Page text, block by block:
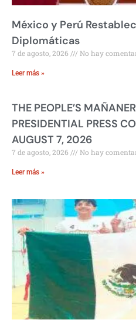
México y Perú
Diplomáticas
7 de agosto, 2026 No hay
Leer más »
THE PEOPLE’S
PRESIDENTIAL PRESS
AUGUST 7, 2026
7 de agosto, 2026 No hay
Leer más »